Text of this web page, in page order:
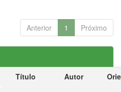
Anterior 1 Próximo
Título Autor